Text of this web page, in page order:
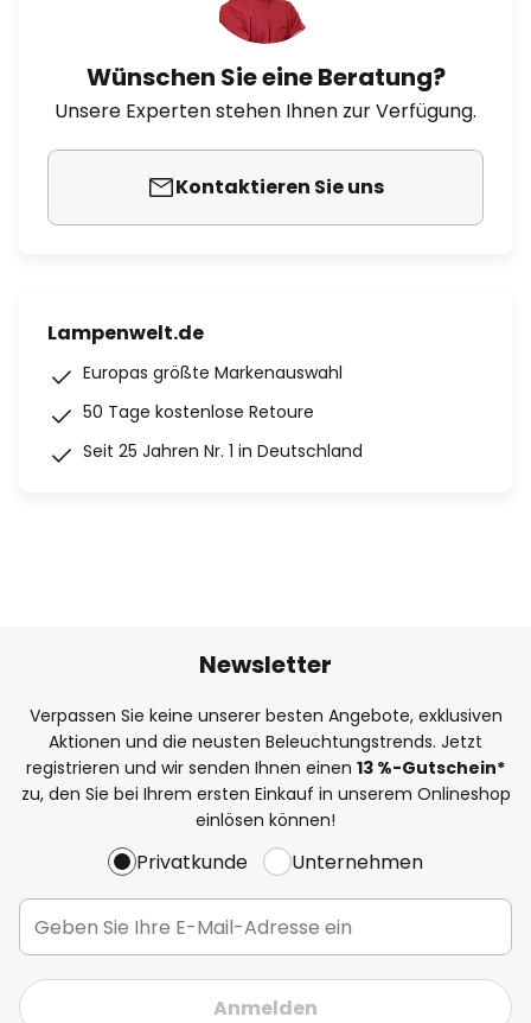
Wünschen Sie eine Beratung?
Unsere Experten stehen Ihnen zur Verfügung.
Kontaktieren Sie uns
Lampenwelt.de
Europas größte Markenauswahl
50 Tage kostenlose Retoure
Seit 25 Jahren Nr. 1 in Deutschland
Newsletter
Verpassen Sie keine unserer besten Angebote, exklusiven
Aktionen und die neusten Beleuchtungstrends. Jetzt
registrieren und wir senden Ihnen einen 13 %-Gutschein*
zu, den Sie bei Ihrem ersten Einkauf in unserem Onlineshop
einlösen können!
Privatkunde Unternehmen
Anmelden